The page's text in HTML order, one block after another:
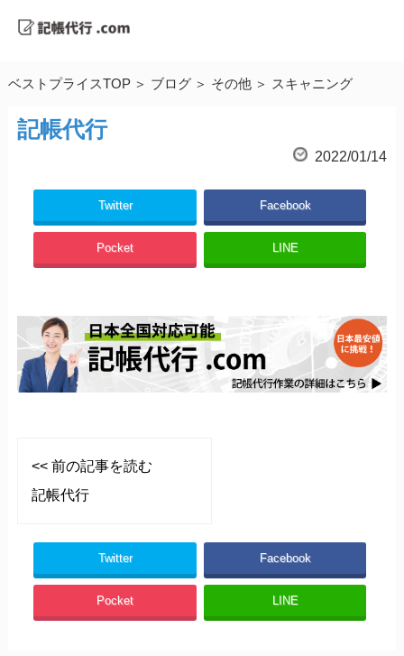
ベストプライスTOP ブログ その他 スキャニング
記帳代行
2022/01/14
Twitter Facebook
Pocket LINE
<< 前の記事を読む
記帳代行
Twitter Facebook
Pocket LINE